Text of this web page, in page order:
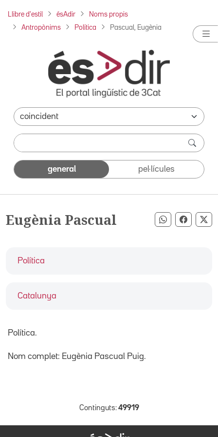
Llibre d'estil ésAdir Noms propis
Antropònims Política Pascual, Eugènia
general pel·lícules
Eugènia Pascual Compartir
Política
Catalunya
Política.
Nom complet: Eugènia Pascual Puig.
Continguts: 49919